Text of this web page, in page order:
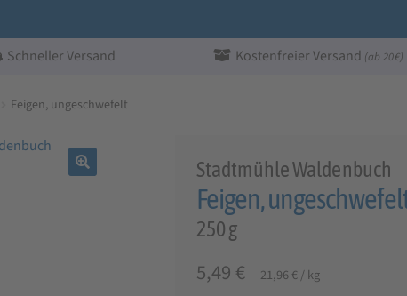
Schneller Versand Kostenfreier Versand (ab 20 €)
Feigen, ungeschwefelt
Stadtmühle Waldenbuch
Feigen,
250 g
5,49 € 21,96 € /kg